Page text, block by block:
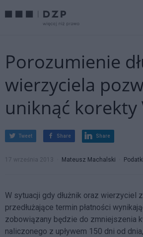
Porozumienie
wierzyciela
uniknąć korekty
Tweet Share Share
17 września 2013 Mateusz Machalski
W sytuacji gdy dłużnik oraz wierzyciel
przedłużające termin płatności
zobowiązany będzie do zmniejszenia
naliczonego z upływem 150 dni od